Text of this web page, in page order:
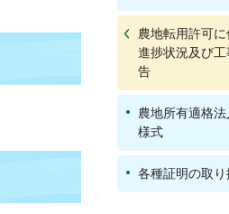
農地転用許可
進捗状況及び工
告
農地所有適格
様式
各種証明の取り